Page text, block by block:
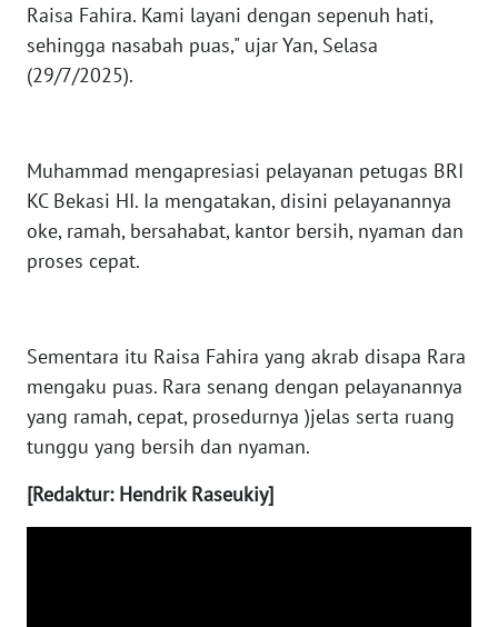
Raisa Fahira. Kami layani dengan sepenuh hati,
sehingga nasabah puas," ujar Yan, Selasa
(29/7/2025).
Muhammad mengapresiasi pelayanan petugas BRI
KC Bekasi HI. Ia mengatakan, disini pelayanannya
oke, ramah, bersahabat, kantor bersih, nyaman dan
proses cepat.
Sementara itu Raisa Fahira yang akrab disapa Rara
mengaku puas. Rara senang dengan pelayanannya
yang ramah, cepat, prosedurnya )jelas serta ruang
tunggu yang bersih dan nyaman.
[Redaktur: Hendrik Raseukiy]
WN
SULTENG
WN
BABEL
WN
WN
SUMSEL
BENGKULU